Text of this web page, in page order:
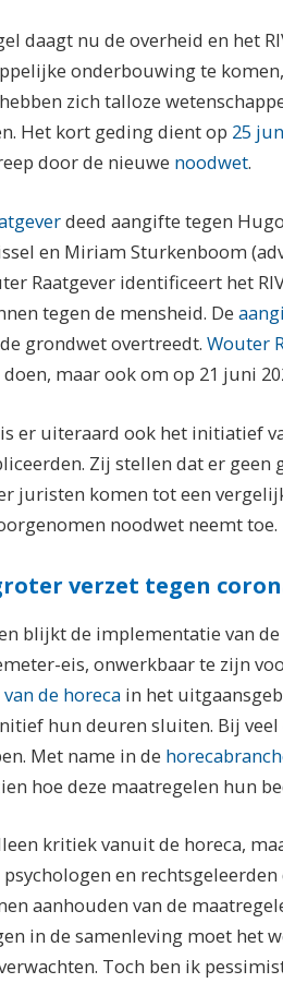
daagt nu de overheid en het
onderbouwing te
zich talloze
Het kort geding dient op 25
door de nieuwe noodwet.
deed aangifte tegen
en Miriam Sturkenboom
Raatgever identificeert het
tegen de mensheid. De
grondwet overtreedt. Wouter
doen, maar ook om op 21 juni
er uiteraard ook het initiatief
Zij stellen dat er
juristen komen tot een
noodwet neemt toe.
verzet tegen
blijkt de implementatie van
eis, onwerkbaar te zijn
de horeca in het
hun deuren sluiten. Bij
Met name in de
hoe deze maatregelen hun
kritiek vanuit de horeca,
psychologen en
aanhouden van de
in de samenleving moet het
Toch ben ik